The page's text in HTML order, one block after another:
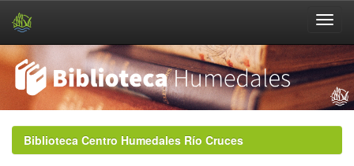
navigationBiblioteca Centro Humedales Río Cruces